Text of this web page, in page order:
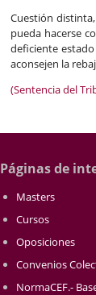
Cuestión
pueda hacerse
deficiente
aconsejen la
(Sentencia del
Páginas de
Masters
Cursos
Oposiciones
Convenios
NormaCEF.-